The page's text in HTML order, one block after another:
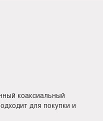
коаксиальный
для покупки и